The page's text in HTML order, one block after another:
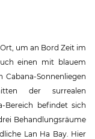
um an Bord Zeit im
einen mit blauem
Cabana-Sonnenliegen
der surrealen
Bereich befindet sich
Behandlungsräume
Lan Ha Bay. Hier